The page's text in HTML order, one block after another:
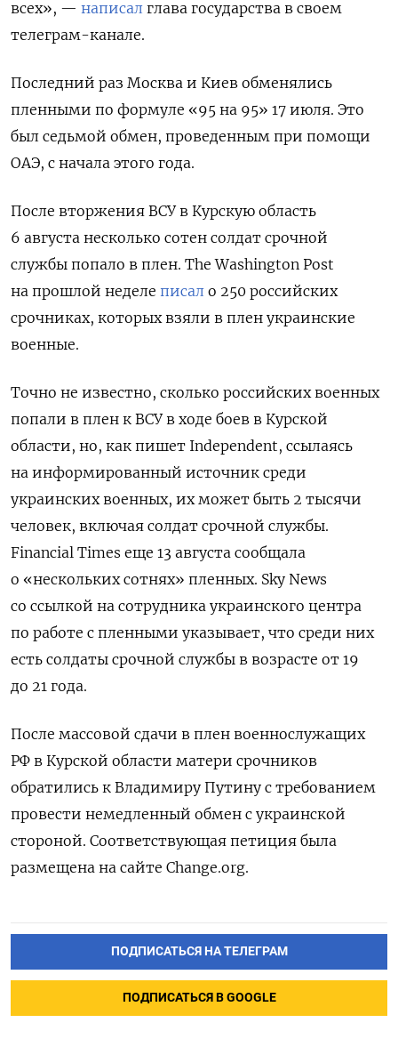
всех», — написал глава государства в своем
телеграм-канале.
Последний раз Москва и Киев обменялись
пленными по формуле «95 на 95» 17 июля. Это
был седьмой обмен, проведенным при помощи
ОАЭ, с начала этого года.
После вторжения ВСУ в Курскую область
6 августа несколько сотен солдат срочной
службы попало в плен. The Washington Post
на прошлой неделе писал о 250 российских
срочниках, которых взяли в плен украинские
военные.
Точно не известно, сколько российских военных
попали в плен к ВСУ в ходе боев в Курской
области, но, как пишет Independent, ссылаясь
на информированный источник среди
украинских военных, их может быть 2 тысячи
человек, включая солдат срочной службы.
Financial Times еще 13 августа сообщала
о «нескольких сотнях» пленных. Sky News
со ссылкой на сотрудника украинского центра
по работе с пленными указывает, что среди них
есть солдаты срочной службы в возрасте от 19
до 21 года.
После массовой сдачи в плен военнослужащих
РФ в Курской области матери срочников
обратились к Владимиру Путину с требованием
провести немедленный обмен с украинской
стороной. Соответствующая петиция была
размещена на сайте Change.org.
ПОДПИСАТЬСЯ НА ТЕЛЕГРАМ
ПОДПИСАТЬСЯ В GOOGLE